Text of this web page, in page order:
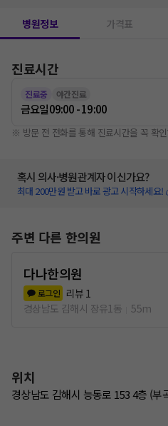
병원정보 가격표
진료시간
진료중 야간진료
금요일09:00 - 19:00
※ 방문 전 전화를 통해 진료시간을 꼭 확
혹시 의사·병원관계자 이신가요?
최대 200만원 받고 바로 광고 시작하세요!
주변 다른 한의원
다나한의원
로그인 리뷰 1
경상남도 김해시 장유1동
55m
위치
경상남도 김해시 능동로 153 4층 (부